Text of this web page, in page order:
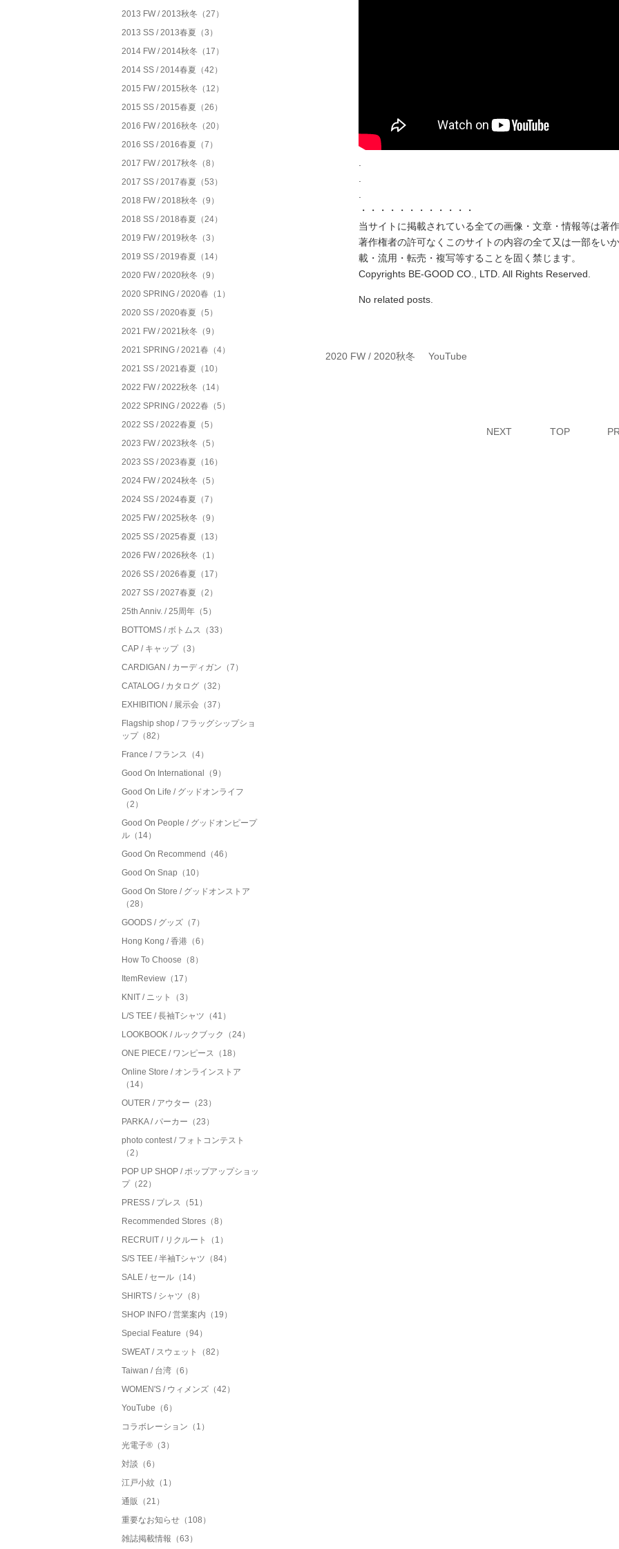
2013 FW / 2013秋冬（27）
2013 SS / 2013春夏（3）
2014 FW / 2014秋冬（17）
2014 SS / 2014春夏（42）
2015 FW / 2015秋冬（12）
2015 SS / 2015春夏（26）
2016 FW / 2016秋冬（20）
2016 SS / 2016春夏（7）
2017 FW / 2017秋冬（8）
2017 SS / 2017春夏（53）
2018 FW / 2018秋冬（9）
2018 SS / 2018春夏（24）
2019 FW / 2019秋冬（3）
2019 SS / 2019春夏（14）
2020 FW / 2020秋冬（9）
2020 SPRING / 2020春（1）
2020 SS / 2020春夏（5）
2021 FW / 2021秋冬（9）
2021 SPRING / 2021春（4）
2021 SS / 2021春夏（10）
2022 FW / 2022秋冬（14）
2022 SPRING / 2022春（5）
2022 SS / 2022春夏（5）
2023 FW / 2023秋冬（5）
2023 SS / 2023春夏（16）
2024 FW / 2024秋冬（5）
2024 SS / 2024春夏（7）
2025 FW / 2025秋冬（9）
2025 SS / 2025春夏（13）
2026 FW / 2026秋冬（1）
2026 SS / 2026春夏（17）
2027 SS / 2027春夏（2）
25th Anniv. / 25周年（5）
BOTTOMS / ボトムス（33）
CAP / キャップ（3）
CARDIGAN / カーディガン（7）
CATALOG / カタログ（32）
EXHIBITION / 展示会（37）
Flagship shop / フラッグシップショ
ップ（82）
France / フランス（4）
Good On International（9）
Good On Life / グッドオンライフ
（2）
Good On People / グッドオンピープ
ル（14）
Good On Recommend（46）
Good On Snap（10）
Good On Store / グッドオンストア
（28）
GOODS / グッズ（7）
Hong Kong / 香港（6）
How To Choose（8）
ItemReview（17）
KNIT / ニット（3）
L/S TEE / 長袖Tシャツ（41）
LOOKBOOK / ルックブック（24）
ONE PIECE / ワンピース（18）
Online Store / オンラインストア
（14）
OUTER / アウター（23）
PARKA / パーカー（23）
photo contest / フォトコンテスト
（2）
POP UP SHOP / ポップアップショッ
プ（22）
PRESS / プレス（51）
Recommended Stores（8）
RECRUIT / リクルート（1）
S/S TEE / 半袖Tシャツ（84）
SALE / セール（14）
SHIRTS / シャツ（8）
SHOP INFO / 営業案内（19）
Special Feature（94）
SWEAT / スウェット（82）
Taiwan / 台湾（6）
WOMEN'S / ウィメンズ（42）
YouTube（6）
コラボレーション（1）
光電子®（3）
対談（6）
江戸小紋（1）
通販（21）
重要なお知らせ（108）
雑誌掲載情報（63）
・・・・・・・・・・・・
当サイトに掲載されている全ての画像・文章・情報等は著
著作権者の許可なくこのサイトの内容の全て又は一部をい
載・流用・転売・複写等することを固く禁じます。
Copyrights BE-GOOD CO., LTD. All Rights Reserved.
No related posts.
2020 FW / 2020秋冬 YouTube
NEXT TOP